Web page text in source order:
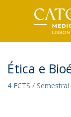
Ética e
4 ECTS /